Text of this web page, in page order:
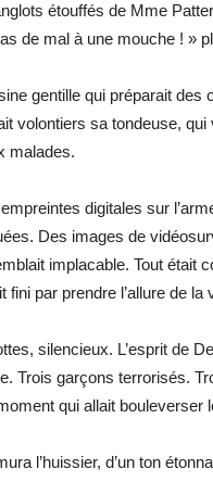
étouffés de Mme
de mal à une mouche ! »
gentille qui préparait
volontiers sa tondeuse,
malades.
digitales sur
Des images de
implacable. Tout était
fini par prendre l’allure de la
silencieux. L’esprit de
Trois garçons terrorisés.
qui allait bouleverser
l’huissier, d’un ton